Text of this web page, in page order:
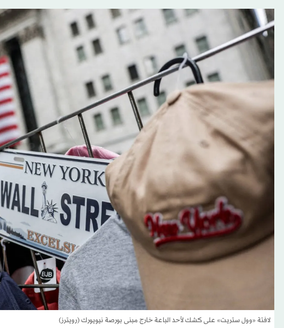
لافتة «وول ستريت» على كشك لأحد الباعة خارج مبنى بورصة نيويورك (رويترز)